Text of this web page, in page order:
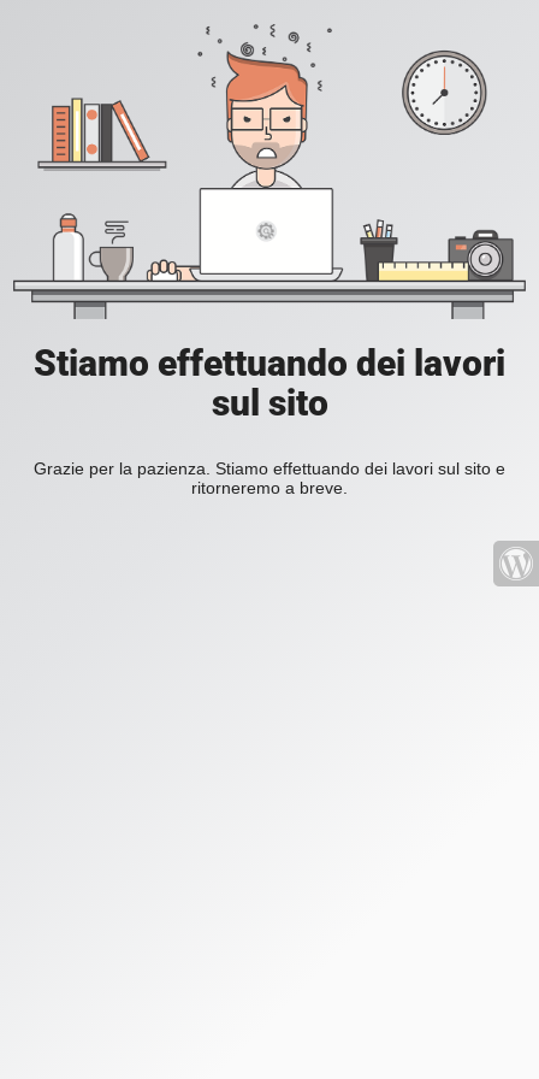
Stiamo effettuando dei lavori
sul sito
Grazie per la pazienza. Stiamo effettuando dei lavori sul sito e
ritorneremo a breve.